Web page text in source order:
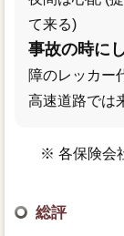
て来る)
事故の時に
障のレッカー
高速道路では
※ 各保険会
総評